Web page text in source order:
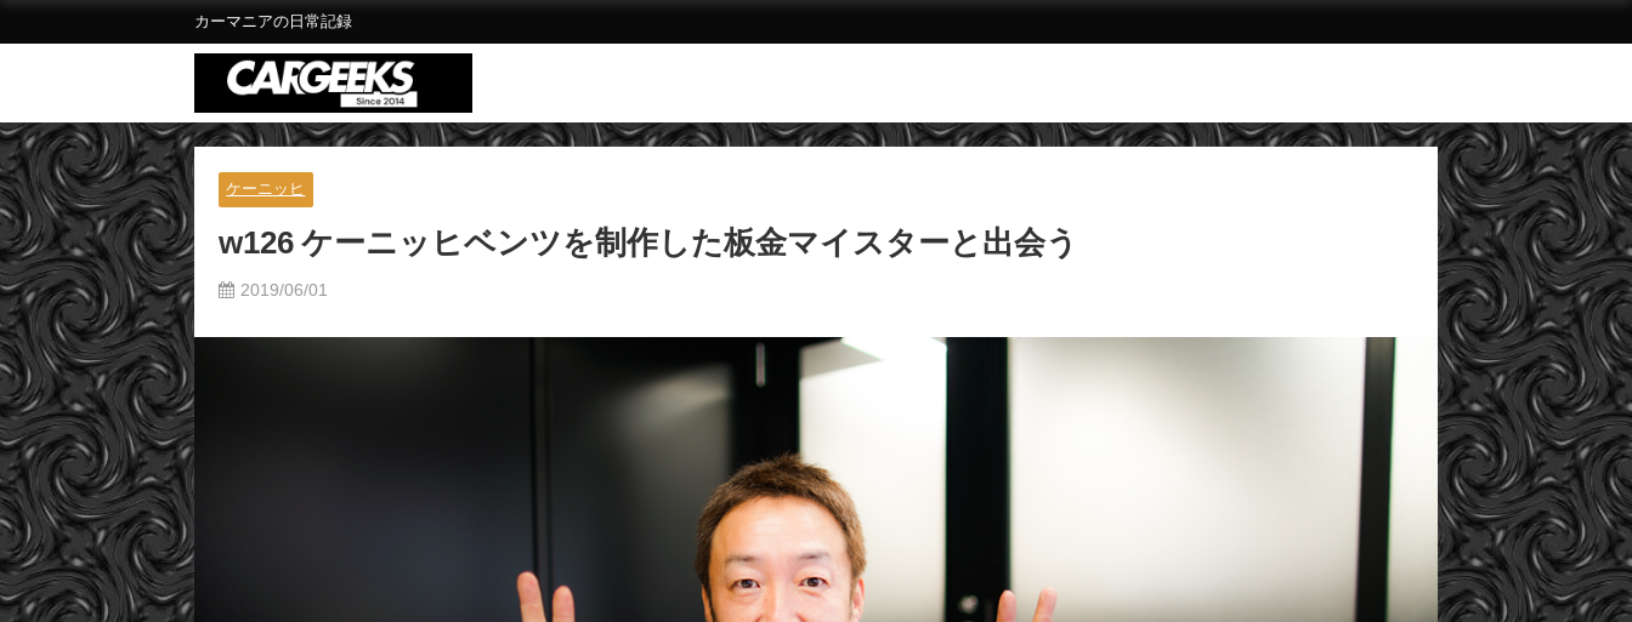
カーマニアの日常記録
ケーニッヒ
w126 ケーニッヒベンツを制作した板金マイスターと出会う
2019/06/01